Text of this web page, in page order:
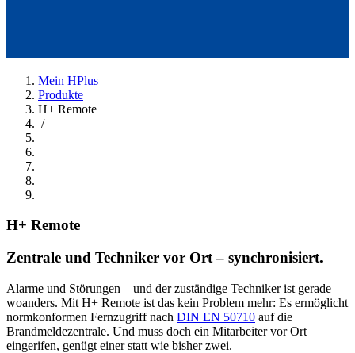
Mein HPlus
Produkte
H+ Remote
/
H+ Remote
Zentrale und Techniker vor Ort – synchronisiert.
Alarme und Störungen – und der zuständige Techniker ist gerade
woanders. Mit H+ Remote ist das kein Problem mehr: Es ermöglicht
normkonformen Fernzugriff nach DIN EN 50710 auf die
Brandmeldezentrale. Und muss doch ein Mitarbeiter vor Ort
eingerifen, genügt einer statt wie bisher zwei.